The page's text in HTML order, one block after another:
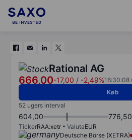
Rational AG
666,00-17,00 / -2,49%16:30:08
Køb
52 ugers interval
604,00 776,50
TickerRAA:xetr ValutaEUR
Deutsche Börse (XETRA)